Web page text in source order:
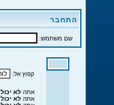
התחבר
שם משתמש:
קפוץ אל:
אתה לא יכול
אתה לא יכול